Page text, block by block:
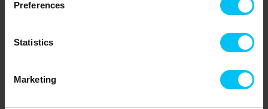
Preferences
Statistics
Marketing
mulighed for besøg på Skagens Museum og se de berømte
Johansen og mange andre. Til Skagens Kunstmuseer hører
Skagens Museum, Michael og Anna Anchers Hus og Drachmanns
et besøg i nordens største vandremile, Råbjerg Mile, et MUST.
Råbjerg Mile ligger halvvejs mellem Skiveren og Skagen.